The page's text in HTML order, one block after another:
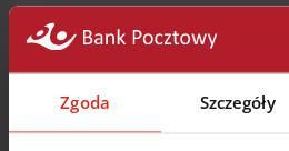
Zgoda Szczegóły
Za prawidłowe przetwarzanie
osobowych odpowiada Bank,
Danych.
Administratorem Twoich
oferowanych usług jest Bank